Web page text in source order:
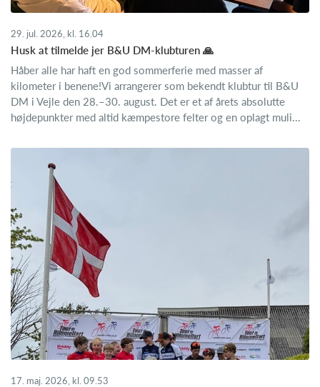
29. jul. 2026, kl. 16.04
Husk at tilmelde jer B&U DM-klubturen 🙏
Håber alle har haft en god sommerferie med masser af
kilometer i benene!Vi arrangerer som bekendt klubtur til B&U
DM i Vejle den 28.–30. august. Det er et af årets absolutte
højdepunkter med altid kæmpestore felter og en oplagt muli...
17. maj. 2026, kl. 09.53